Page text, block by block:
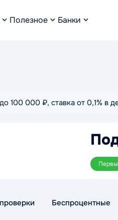
Полезное Банки
100 000 ₽, ставка от 0,1% в
Беспроцентные